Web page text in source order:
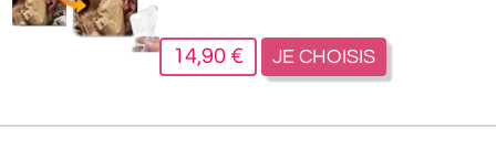
14,90 € JE CHOISIS